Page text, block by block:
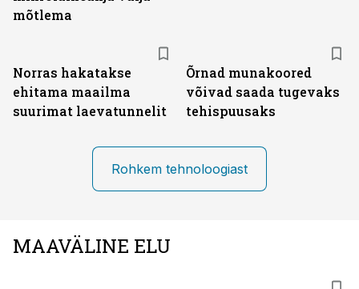
mõtlema
Norras hakatakse
ehitama maailma
suurimat laevatunnelit
Õrnad munakoored
võivad saada tugevaks
tehispuusaks
Rohkem tehnoloogiast
MAAVÄLINE ELU